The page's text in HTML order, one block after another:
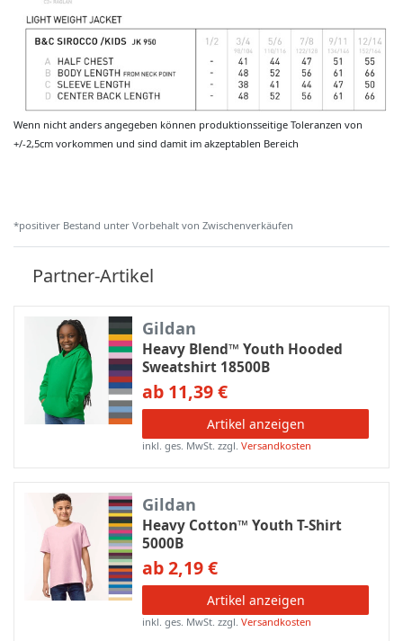
Wenn nicht anders angegeben können produktionsseitige Toleranzen von
+/-2,5cm vorkommen und sind damit im akzeptablen Bereich
*positiver Bestand unter Vorbehalt von Zwischenverkäufen
Partner-Artikel
Gildan
Heavy Blend™ Youth Hooded
Sweatshirt 18500B
ab 11,39 €
Artikel anzeigen
inkl. ges. MwSt. zzgl.Versandkosten
Gildan
Heavy Cotton™ Youth T-Shirt
5000B
ab 2,19 €
Artikel anzeigen
inkl. ges. MwSt. zzgl.Versandkosten